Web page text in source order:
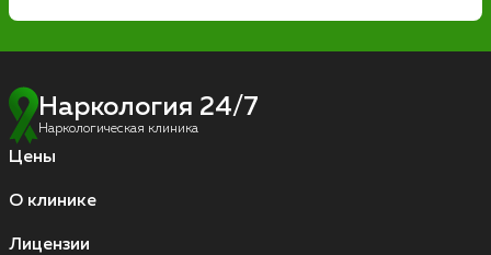
Наркология 24/7
Наркологическая клиника
Цены
О клинике
Лицензии